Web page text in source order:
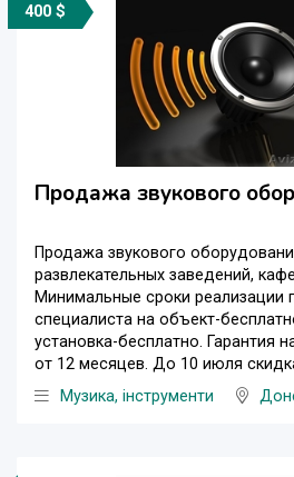
400 $
Продажа звукового
Продажа звукового
развлекательных заведений,
Минимальные сроки реализации
специалиста на объект-
установка-бесплатно. Гарантия
от 12 месяцев. До 10 июля
Музика, інструменти